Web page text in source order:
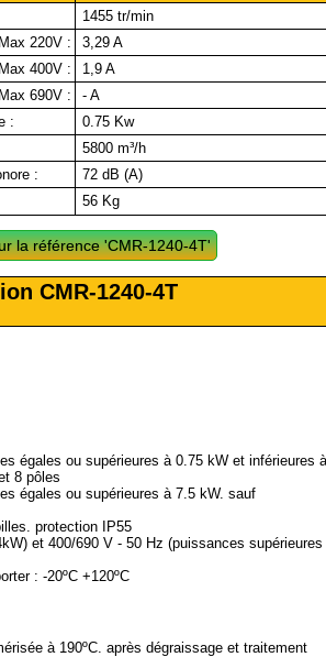
1455 tr/min
220V :
3,29 A
400V :
1,9 A
690V :
- A
:
0.75 Kw
5800 m³/h
:
72 dB (A)
56 Kg
la référence 'CMR-1240-4T'
CMR-1240-4T
égales ou supérieures à 0.75 kW et inférieures à
8 pôles
égales ou supérieures à 7.5 kW. sauf
protection IP55
et 400/690 V - 50 Hz (puissances supérieures
: -20ºC +120ºC
à 190ºC. après dégraissage et traitement